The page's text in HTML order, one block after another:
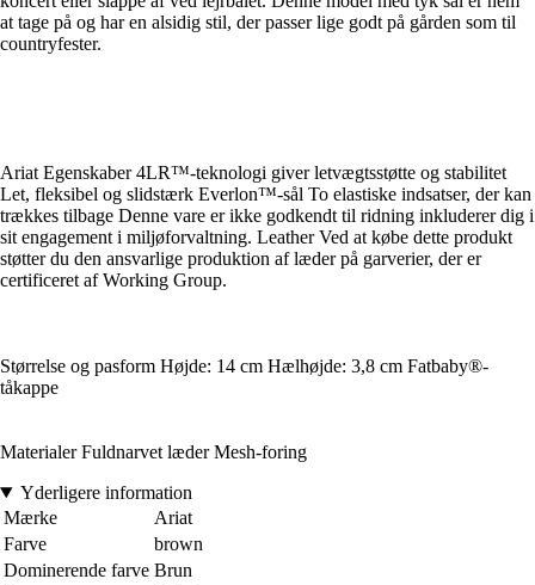
at tage på og har en alsidig stil, der passer lige godt på gården som til
countryfester.
Ariat Egenskaber 4LR™-teknologi giver letvægtsstøtte og stabilitet
Let, fleksibel og slidstærk Everlon™-sål To elastiske indsatser, der kan
trækkes tilbage Denne vare er ikke godkendt til ridning inkluderer dig i
sit engagement i miljøforvaltning. Leather Ved at købe dette produkt
støtter du den ansvarlige produktion af læder på garverier, der er
certificeret af Working Group.
Størrelse og pasform Højde: 14 cm Hælhøjde: 3,8 cm Fatbaby®-
tåkappe
Materialer Fuldnarvet læder Mesh-foring
Yderligere information
Mærke
Ariat
Farve
brown
Dominerende farve Brun